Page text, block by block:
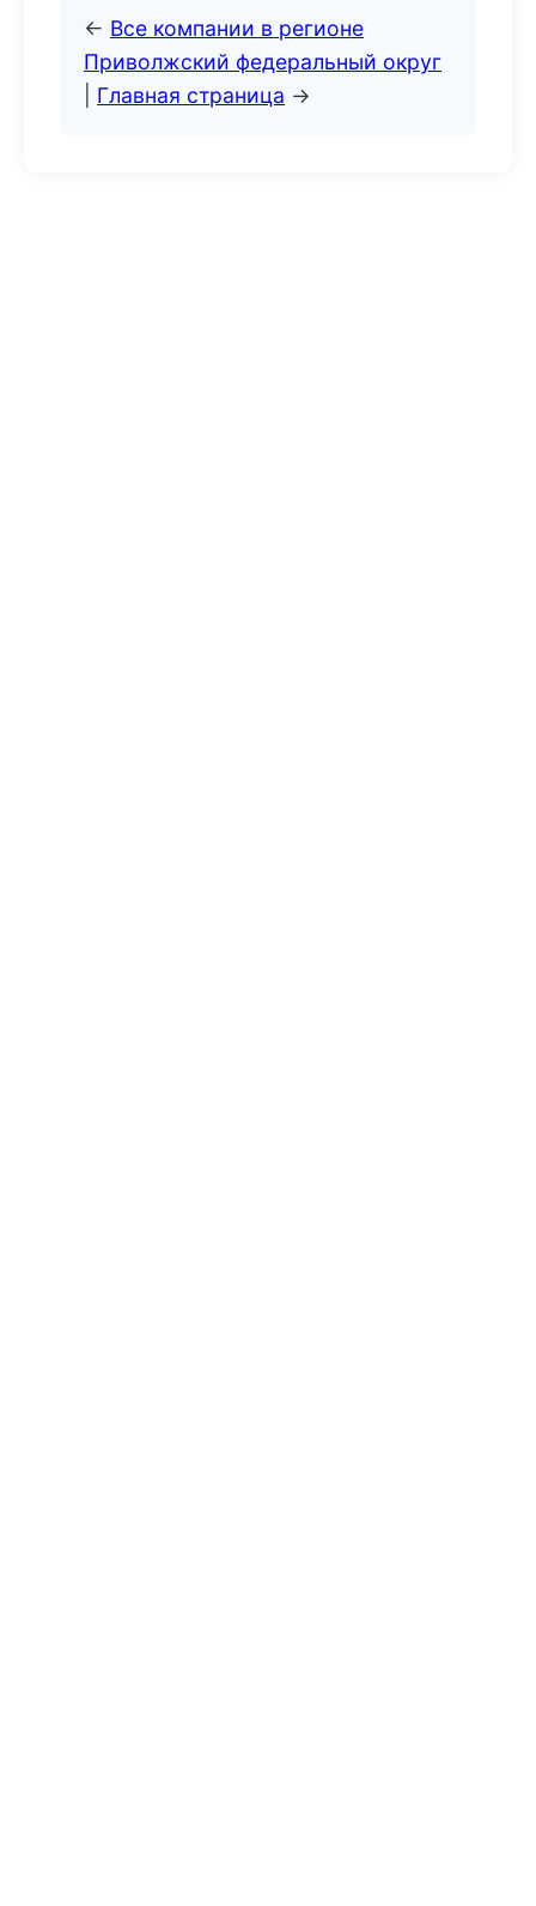
← Все компании в регионе
Приволжский федеральный округ
Главная страница →